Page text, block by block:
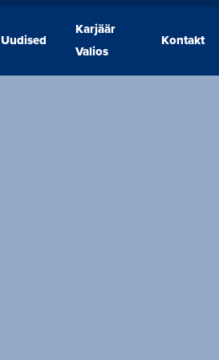
Uudised
Karjäär
Valios
Kontakt
Uudised
Karjäär
Valios
Kontakt
Valio Eesti AS